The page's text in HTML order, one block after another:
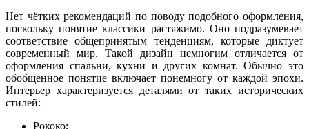
Нет чётких рекомендаций по поводу подобного оформления,
поскольку понятие классики растяжимо. Оно подразумевает
соответствие общепринятым тенденциям, которые диктует
современный мир. Такой дизайн немногим отличается от
оформления спальни, кухни и других комнат. Обычно это
обобщенное понятие включает понемногу от каждой эпохи.
Интерьер характеризуется деталями от таких исторических
стилей:
Рококо;